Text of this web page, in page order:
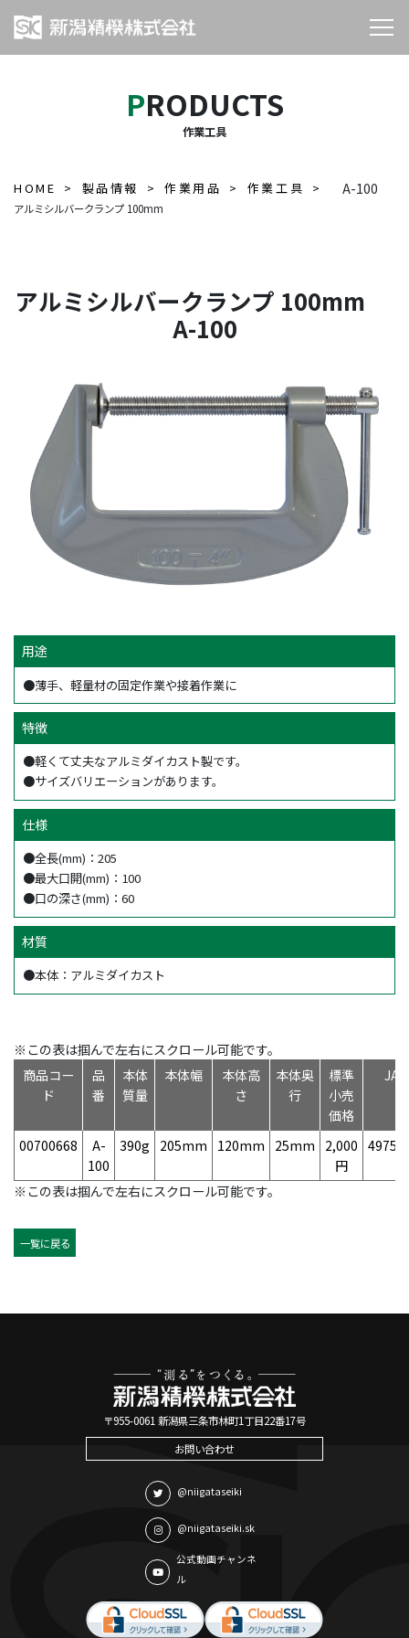
PRODUCTS
作業工具
HOME 製品情報 作業用品 作業工具
アルミシルバークランプ 100mm
A-100
アルミシルバークランプ 100mm
A-100
用途
●薄手、軽量材の固定作業や接着作業に
特徴
●軽くて丈夫なアルミダイカスト製です。
●サイズバリエーションがあります。
仕様
●全長(mm)：205
●最大口開(mm)：100
●口の深さ(mm)：60
材質
●本体：アルミダイカスト
※この表は掴んで左右にスクロール可能です。
商品コー
ド
品
番
本体
質量
本体幅
本体高
さ
本体奥
行
標準
小売
価格
00700668
A-
100
390g 205mm 120mm 25mm
2,000
円
※この表は掴んで左右にスクロール可能です。
一覧に戻る
〒955-0061 新潟県三条市林町1丁目22番17号
お問い合わせ
@niigataseiki
@niigataseiki.sk
公式動画チャンネ
ル